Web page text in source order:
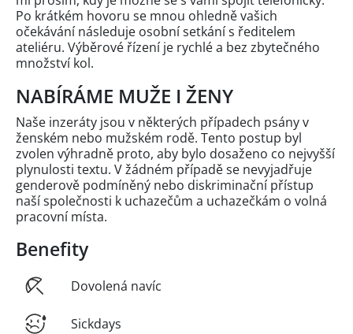
Po krátkém hovoru se mnou ohledně vašich
očekávání následuje osobní setkání s ředitelem
ateliéru. Výběrové řízení je rychlé a bez zbytečného
množství kol.
NABÍRÁME MUŽE I ŽENY
Naše inzeráty jsou v některých případech psány v
ženském nebo mužském rodě. Tento postup byl
zvolen výhradně proto, aby bylo dosaženo co nejvyšší
plynulosti textu. V žádném případě se nevyjadřuje
genderově podmíněný nebo diskriminační přístup
naší společnosti k uchazečům a uchazečkám o volná
pracovní místa.
Benefity
Dovolená navíc
Sickdays